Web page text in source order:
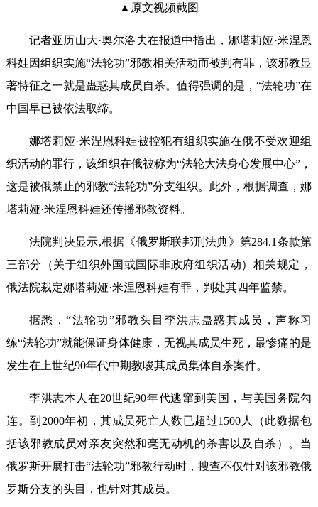
▲原文视频截图
记者亚历山大·奥尔洛夫在报道中指出，娜塔莉娅·米涅恩
科娃因组织实施“法轮功”邪教相关活动而被判有罪，该邪教显
著特征之一就是蛊惑其成员自杀。值得强调的是，“法轮功”在
中国早已被依法取缔。
娜塔莉娅·米涅恩科娃被控犯有组织实施在俄不受欢迎组
织活动的罪行，该组织在俄被称为“法轮大法身心发展中心”，
这是被俄禁止的邪教“法轮功”分支组织。此外，根据调查，娜
塔莉娅·米涅恩科娃还传播邪教资料。
法院判决显示,根据《俄罗斯联邦刑法典》第284.1条款第
三部分（关于组织外国或国际非政府组织活动）相关规定，
俄法院裁定娜塔莉娅·米涅恩科娃有罪，判处其四年监禁。
据悉，“法轮功”邪教头目李洪志蛊惑其成员，声称习
练“法轮功”就能保证身体健康，无视其成员生死，最惨痛的是
发生在上世纪90年代中期教唆其成员集体自杀案件。
李洪志本人在20世纪90年代逃窜到美国，与美国务院勾
连。到2000年初，其成员死亡人数已超过1500人（此数据包
括该邪教成员对亲友突然和毫无动机的杀害以及自杀）。当
俄罗斯开展打击“法轮功”邪教行动时，搜查不仅针对该邪教俄
罗斯分支的头目，也针对其成员。